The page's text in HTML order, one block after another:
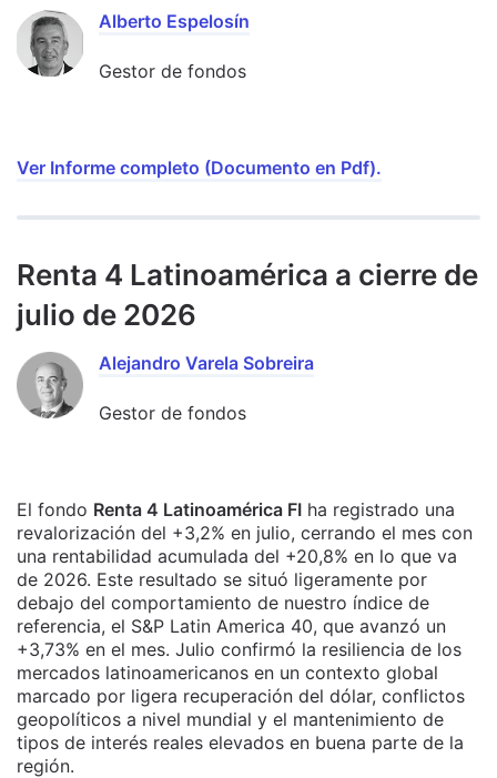
Alberto Espelosín
Gestor de fondos
Ver Informe completo (Documento en Pdf).
Renta 4 Latinoamérica a cierre de
julio de 2026
Alejandro Varela Sobreira
Gestor de fondos
El fondo Renta 4 Latinoamérica FI ha registrado una
revalorización del +3,2% en julio, cerrando el mes con
una rentabilidad acumulada del +20,8% en lo que va
de 2026. Este resultado se situó ligeramente por
debajo del comportamiento de nuestro índice de
referencia, el S&P Latin America 40, que avanzó un
+3,73% en el mes. Julio confirmó la resiliencia de los
mercados latinoamericanos en un contexto global
marcado por ligera recuperación del dólar, conflictos
geopolíticos a nivel mundial y el mantenimiento de
tipos de interés reales elevados en buena parte de la
región.